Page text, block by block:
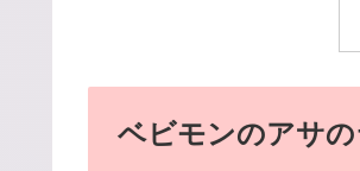
ベビモンのアサ